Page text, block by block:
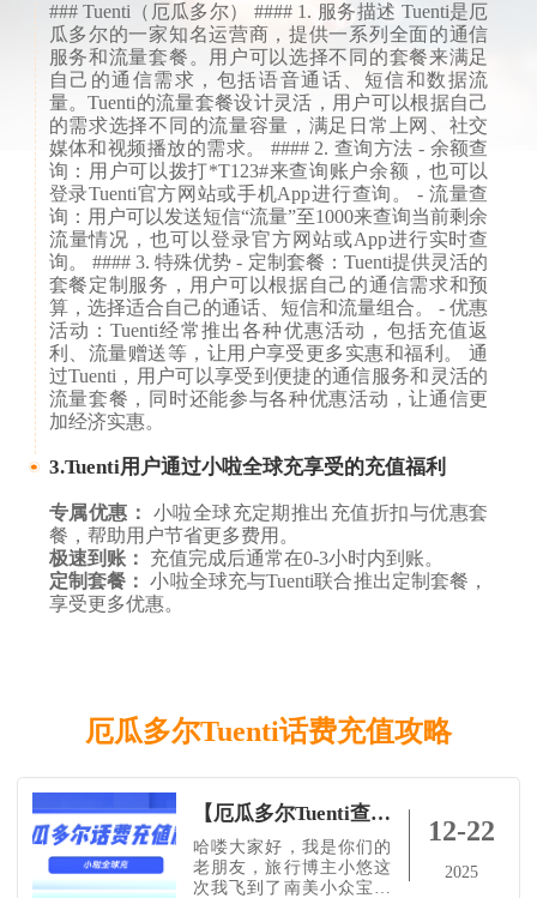
### Tuenti（厄瓜多尔） #### 1. 服务描述 Tuenti是厄
瓜多尔的一家知名运营商，提供一系列全面的通信
服务和流量套餐。用户可以选择不同的套餐来满足
自己的通信需求，包括语音通话、短信和数据流
量。Tuenti的流量套餐设计灵活，用户可以根据自己
的需求选择不同的流量容量，满足日常上网、社交
媒体和视频播放的需求。 #### 2. 查询方法 - 余额查
询：用户可以拨打*T123#来查询账户余额，也可以
登录Tuenti官方网站或手机App进行查询。 - 流量查
询：用户可以发送短信“流量”至1000来查询当前剩余
流量情况，也可以登录官方网站或App进行实时查
询。 #### 3. 特殊优势 - 定制套餐：Tuenti提供灵活的
套餐定制服务，用户可以根据自己的通信需求和预
算，选择适合自己的通话、短信和流量组合。 - 优惠
活动：Tuenti经常推出各种优惠活动，包括充值返
利、流量赠送等，让用户享受更多实惠和福利。 通
过Tuenti，用户可以享受到便捷的通信服务和灵活的
流量套餐，同时还能参与各种优惠活动，让通信更
加经济实惠。
3.Tuenti用户通过小啦全球充享受的充值福利
专属优惠：
小啦全球充定期推出充值折扣与优惠套
餐，帮助用户节省更多费用。
极速到账：
充值完成后通常在0-3小时内到账。
定制套餐： 小啦全球充与Tuenti联合推出定制套餐，
享受更多优惠。
厄瓜多尔Tuenti话费充值攻略
【厄瓜多尔Tuenti查询方式+充值教程】手机不断网，全靠我这招！附旅游攻略～
哈喽大家好，我是你们的
老朋友，旅行博主小悠这
次我飞到了南美小众宝藏
12-22
2025